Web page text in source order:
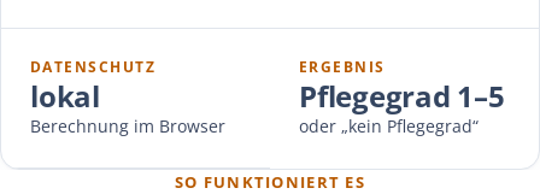
DATENSCHUTZ
lokal
Berechnung im Browser
ERGEBNIS
Pflegegrad 1–5
oder „kein Pflegegrad“
SO FUNKTIONIERT ES